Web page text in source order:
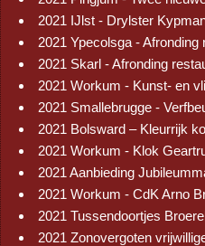
2021 IJlst - Drylster
2021 Ypecolsga - Afronding
2021 Skarl - Afronding
2021 Workum - Kunst- en
2021 Smallebrugge -
2021 Bolsward – Kleurrijk
2021 Workum - Klok
2021 Aanbieding
2021 Workum - CdK Arno
2021 Tussendoortjes
2021 Zonovergoten